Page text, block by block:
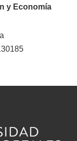
y Economía